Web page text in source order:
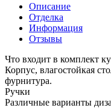
Описание
Отделка
Информация
Отзывы
Что входит в комплект
Корпус, влагостойкая
фурнитура.
Ручки
Различные варианты